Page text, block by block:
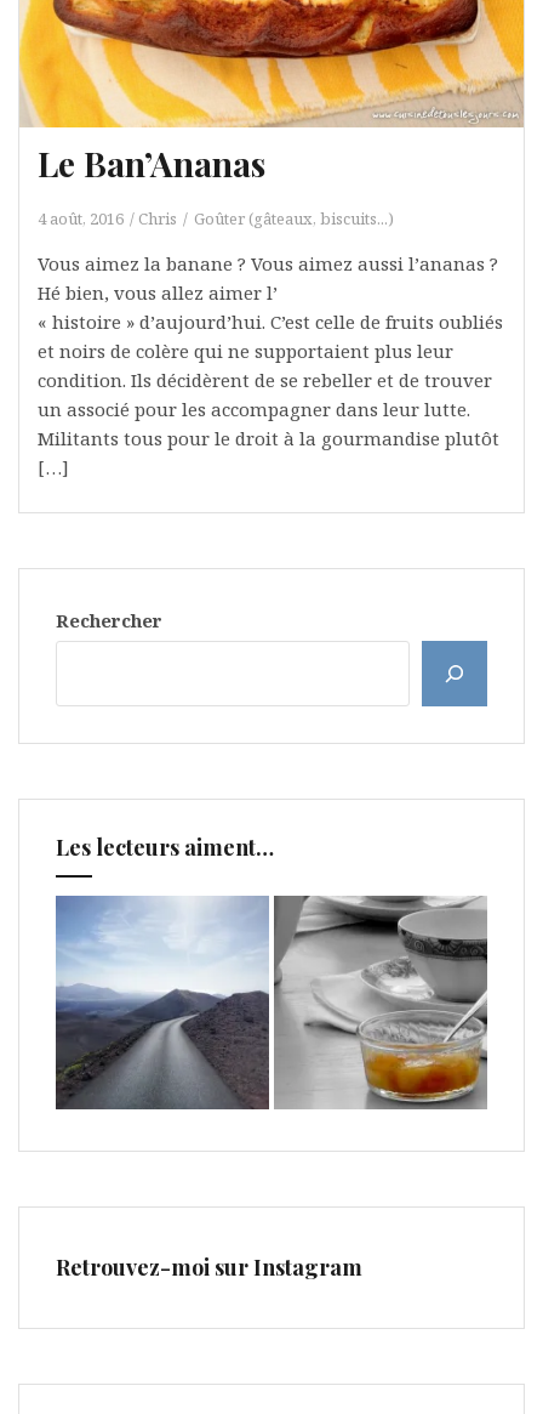
Le Ban’Ananas
4 août, 2016 Chris Goûter (gâteaux, biscuits...)
Vous aimez la banane ? Vous aimez aussi l’ananas ?
Hé bien, vous allez aimer l’
« histoire » d’aujourd’hui. C’est celle de fruits oubliés
et noirs de colère qui ne supportaient plus leur
condition. Ils décidèrent de se rebeller et de trouver
un associé pour les accompagner dans leur lutte.
Militants tous pour le droit à la gourmandise plutôt
[…]
Rechercher
Les lecteurs aiment…
Retrouvez-moi sur Instagram